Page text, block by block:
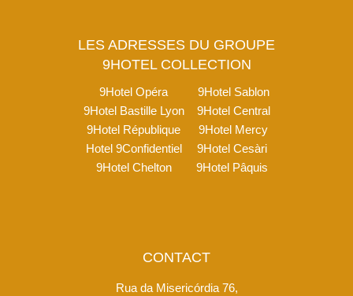
LES ADRESSES DU GROUPE
9HOTEL COLLECTION
9Hotel Opéra
9Hotel Sablon
9Hotel Bastille Lyon
9Hotel Central
9Hotel République
9Hotel Mercy
Hotel 9Confidentiel
9Hotel Cesàri
9Hotel Chelton
9Hotel Pâquis
CONTACT
Rua da Misericórdia 76,